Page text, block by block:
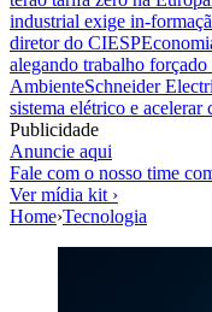
industrial exige in-
diretor do CIESP
alegando trabalho
AmbienteSchneider
sistema elétrico e acelerar
Publicidade
Anuncie aqui
Fale com o nosso time
Ver mídia kit ›
Home›Tecnologia